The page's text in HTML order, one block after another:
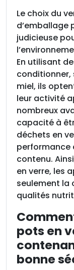
Le choix du
d’emballage
judicieuse
En utilisant
conditionner,
miel, ils
leur activité
nombreux
capacité à
déchets en
performance
contenu.
en verre, les
seulement la
qualités
pots en
bonne